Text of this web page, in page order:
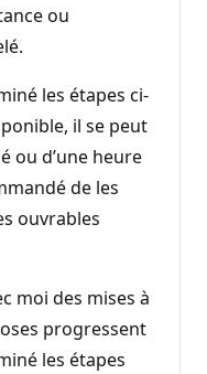
ou
les étapes ci-
il se peut
ou d’une heure
de les
ouvrables
moi des mises à
progressent
les étapes